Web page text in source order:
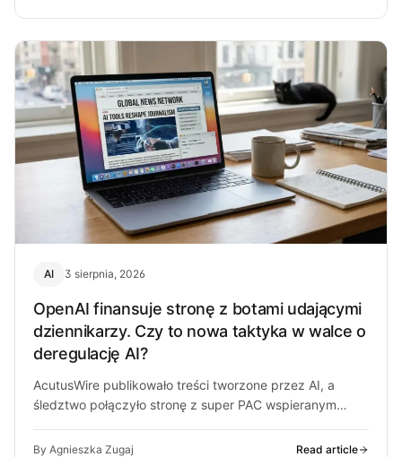
AI 3 sierpnia, 2026
OpenAI finansuje stronę z botami udającymi
dziennikarzy. Czy to nowa taktyka w walce o
deregulację AI?
AcutusWire publikowało treści tworzone przez AI, a
śledztwo połączyło stronę z super PAC wspieranym
By Agnieszka Zugaj Read article